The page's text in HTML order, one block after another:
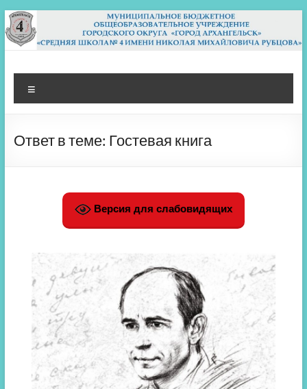
Перейти
к
содержимому
МБОУ СШ 4
Архангельск
Ответ в теме: Гостевая книга
Версия для слабовидящих